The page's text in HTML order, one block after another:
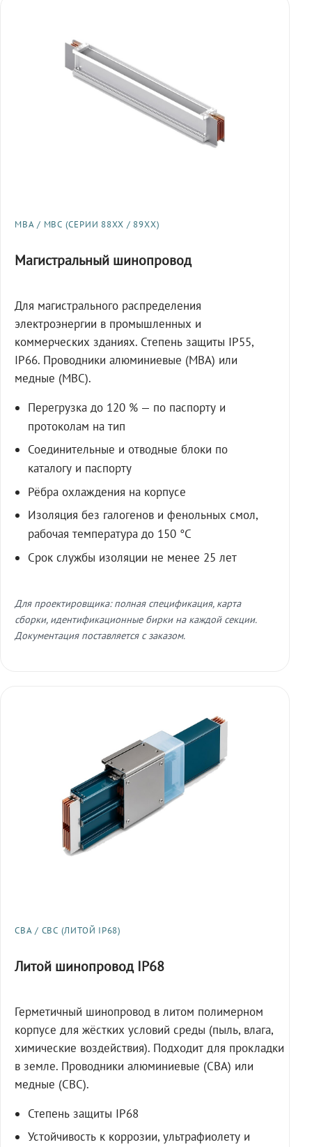
МВА / МВС (СЕРИИ 88XX / 89XX)
Магистральный шинопровод
Для магистрального распределения
электроэнергии в промышленных и
коммерческих зданиях. Степень защиты IP55,
IP66. Проводники алюминиевые (МВА) или
медные (МВС).
Перегрузка до 120 % — по паспорту и
протоколам на тип
Соединительные и отводные блоки по
каталогу и паспорту
Рёбра охлаждения на корпусе
Изоляция без галогенов и фенольных смол,
рабочая температура до 150 °C
Срок службы изоляции не менее 25 лет
Для проектировщика: полная спецификация, карта
сборки, идентификационные бирки на каждой секции.
Документация поставляется с заказом.
СВА / СВС (ЛИТОЙ IP68)
Литой шинопровод IP68
Герметичный шинопровод в литом полимерном
корпусе для жёстких условий среды (пыль, влага,
химические воздействия). Подходит для прокладки
в земле. Проводники алюминиевые (СВА) или
медные (СВС).
Степень защиты IP68
Устойчивость к коррозии, ультрафиолету и